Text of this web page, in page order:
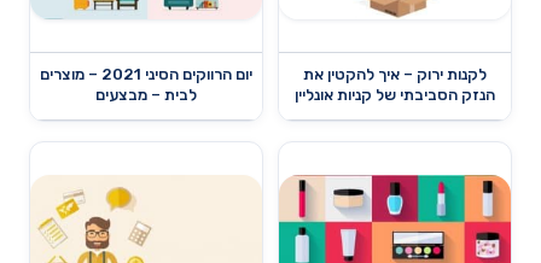
לקנות ירוק – איך להקטין את
הנזק הסביבתי של קניות אונליין
יום הרווקים הסיני 2021 – מוצרים
לבית – מבצעים